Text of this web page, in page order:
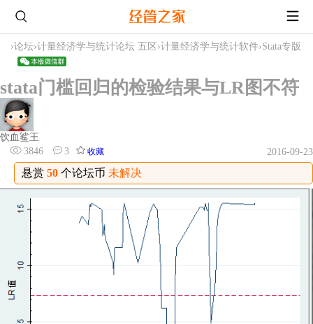
›论坛›计量经济学与统计论坛 五区 ›计量经济学与统计软件›Stata专版
stata门槛回归的检验结果与LR图不符
饮血鲨王
3846
3 收藏 2016-09-23
悬赏 50 个论坛币 未解决